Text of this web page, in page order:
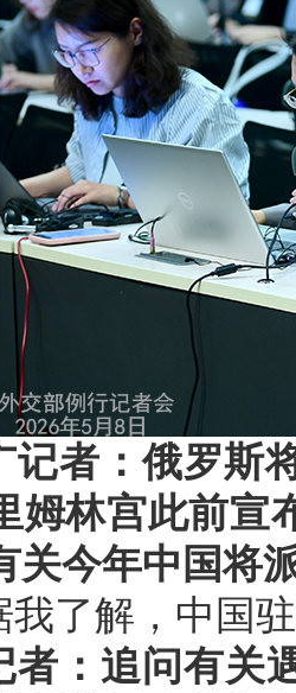
记者：俄罗斯
姆林宫此前宣
关今年中国将
我了解，中国
者：追问有关